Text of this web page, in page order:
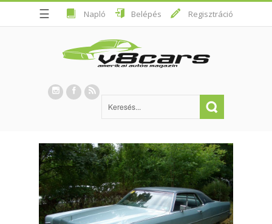
☰ Napló Belépés Regisztráció